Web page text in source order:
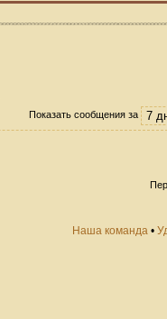
Показать сообщения за
Наша команда •